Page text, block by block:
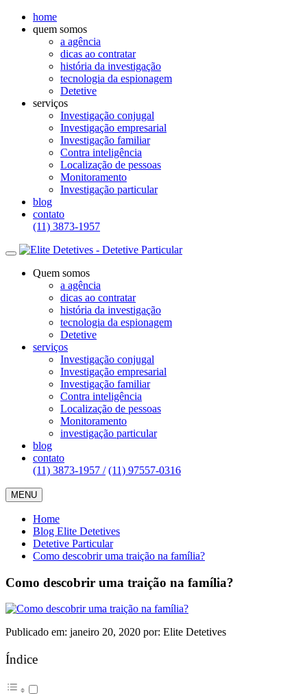
home
quem somos
a agência
dicas ao contratar
história da investigação
tecnologia da espionagem
Detetive
serviços
Investigação conjugal
Investigação empresarial
Investigação familiar
Contra inteligência
Localização de pessoas
Monitoramento
Investigação particular
blog
contato
(11) 3873-1957
Quem somos
a agência
dicas ao contratar
história da investigação
tecnologia da espionagem
Detetive
serviços
Investigação conjugal
Investigação empresarial
Investigação familiar
Contra inteligência
Localização de pessoas
Monitoramento
investigação particular
blog
contato
(11) 3873-1957 / (11) 97557-0316
MENU
Home
Blog Elite Detetives
Detetive Particular
Como descobrir uma traição na família?
Como descobrir uma traição na família?
Publicado em: janeiro 20, 2020 por: Elite Detetives
Índice